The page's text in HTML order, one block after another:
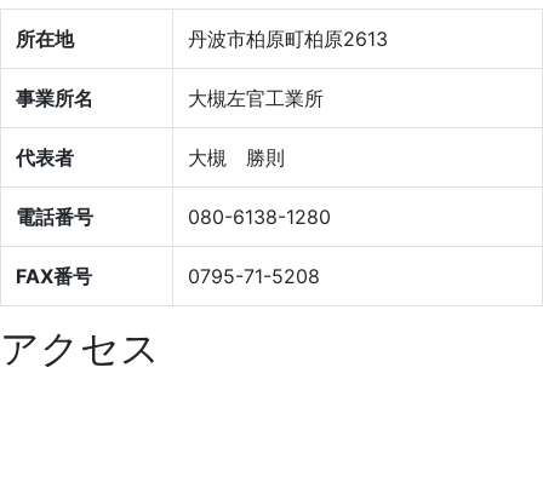
所在地 丹波市柏原町柏原2613
事業所名 大槻左官工業所
代表者 大槻 勝則
電話番号 080-6138-1280
FAX番号 0795-71-5208
アクセス